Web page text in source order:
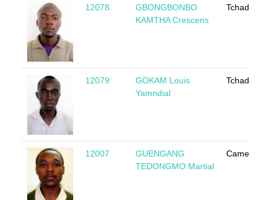
12078
GBONGBONBO
KAMTHA Crescens
Tchad
12079
GOKAM Louis
Yamndial
Tchad
12007
GUENGANG
TEDONGMO Martial
Cameroun